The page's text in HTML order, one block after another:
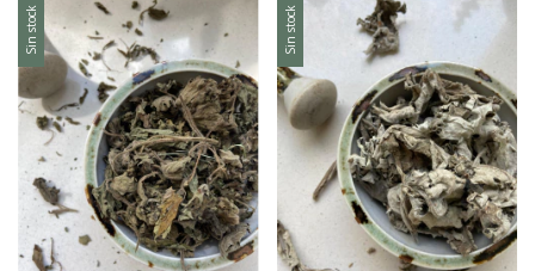
Sin stock Sin stock